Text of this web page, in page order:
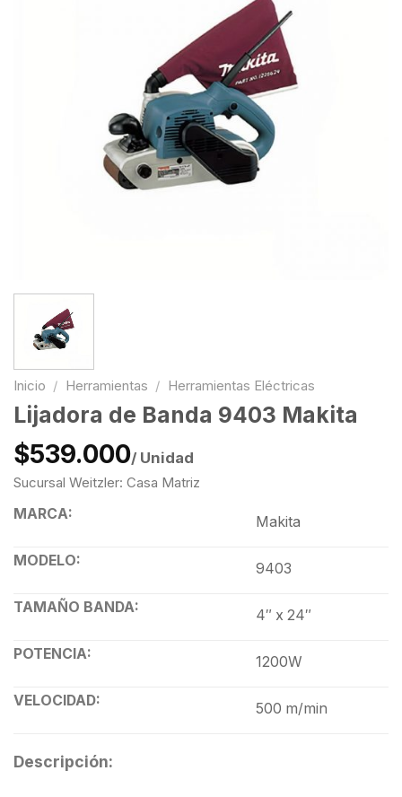
Inicio / Herramientas / Herramientas Eléctricas
Lijadora de Banda 9403 Makita
$539.000/ Unidad
Sucursal Weitzler: Casa Matriz
MARCA:
Makita
MODELO:
9403
TAMAÑO BANDA:
4″ x 24″
POTENCIA:
1200W
VELOCIDAD:
500 m/min
Descripción: